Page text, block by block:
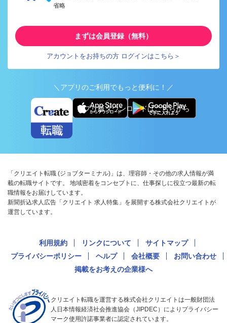
省略
まずは会員登録（無料）
アカウントをお持ちの方 ログインはこちら＞
＼アプリのご利用でもっと便利に！／
アプリ版ダウンロードはこちらから
「クリエイト転職 (ジョブターミナル)」は、理容師・その他の求人情報が満
載の転職サイトです。 地域密着をコンセプトに、仕事探しに役立つ最新の転
職情報をお届けしています。
新聞折込求人広告「クリエイト 求人特集」を展開する株式会社クリエイトが
運営しています。
利用規約 リンクについて
サイトマップ
プライバシーポリシー
ヘルプ 会社概要
お問い合わせ
掲載をお考えの企業様へ
クリエイト転職を運営する株式会社クリエイトは一般財団法
人日本情報経済社会推進協会（JIPDEC）によりプライバシー
マーク使用許諾事業者に認定されています。